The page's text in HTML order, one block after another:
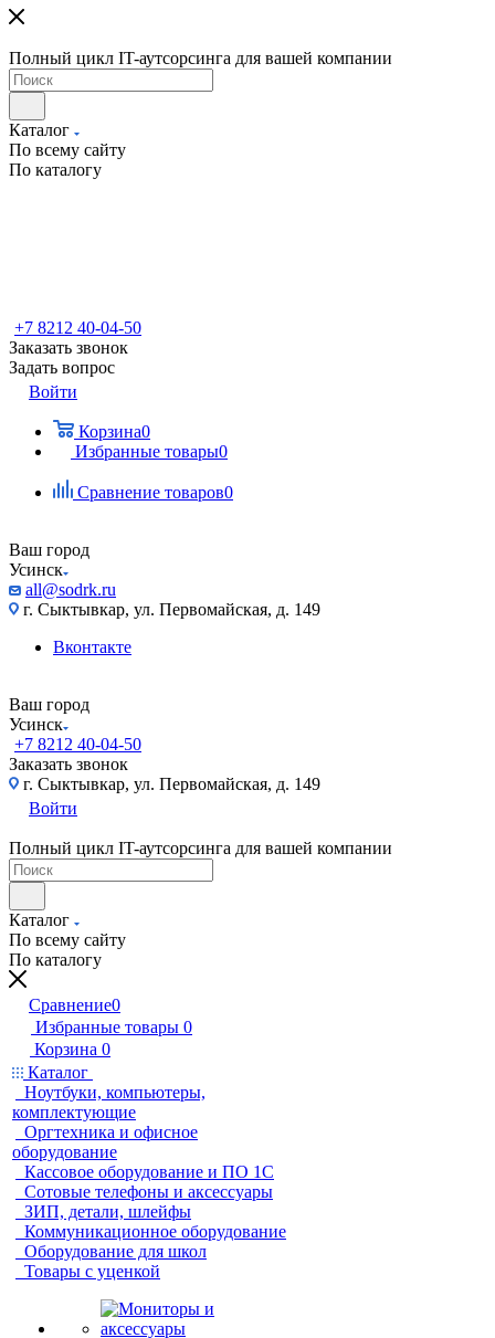
Полный цикл IT-аутсорсинга для вашей компании
Каталог
По всему сайту
По каталогу
+7 8212 40-04-50
Заказать звонок
Задать вопрос
Войти
Корзина0
Избранные товары0
Сравнение товаров0
Ваш город
Усинск
all@sodrk.ru
г. Сыктывкар, ул. Первомайская, д. 149
Вконтакте
Ваш город
Усинск
+7 8212 40-04-50
Заказать звонок
г. Сыктывкар, ул. Первомайская, д. 149
Войти
Полный цикл IT-аутсорсинга для вашей компании
Каталог
По всему сайту
По каталогу
Сравнение0
Избранные товары 0
Корзина 0
Каталог
Ноутбуки, компьютеры,
комплектующие
Оргтехника и офисное
оборудование
Кассовое оборудование и ПО 1С
Сотовые телефоны и аксессуары
ЗИП, детали, шлейфы
Коммуникационное оборудование
Оборудование для школ
Товары с уценкой